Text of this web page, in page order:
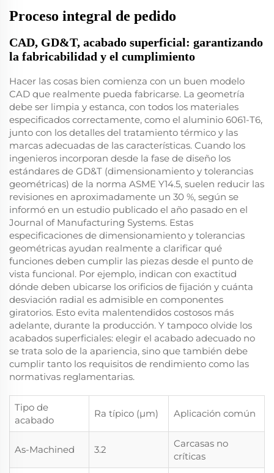
Proceso integral de pedido
CAD, GD&T, acabado superficial: garantizando
la fabricabilidad y el cumplimiento
Hacer las cosas bien comienza con un buen modelo
CAD que realmente pueda fabricarse. La geometría
debe ser limpia y estanca, con todos los materiales
especificados correctamente, como el aluminio 6061-T6,
junto con los detalles del tratamiento térmico y las
marcas adecuadas de las características. Cuando los
ingenieros incorporan desde la fase de diseño los
estándares de GD&T (dimensionamiento y tolerancias
geométricas) de la norma ASME Y14.5, suelen reducir las
revisiones en aproximadamente un 30 %, según se
informó en un estudio publicado el año pasado en el
Journal of Manufacturing Systems. Estas
especificaciones de dimensionamiento y tolerancias
geométricas ayudan realmente a clarificar qué
funciones deben cumplir las piezas desde el punto de
vista funcional. Por ejemplo, indican con exactitud
dónde deben ubicarse los orificios de fijación y cuánta
desviación radial es admisible en componentes
giratorios. Esto evita malentendidos costosos más
adelante, durante la producción. Y tampoco olvide los
acabados superficiales: elegir el acabado adecuado no
se trata solo de la apariencia, sino que también debe
cumplir tanto los requisitos de rendimiento como las
normativas reglamentarias.
Tipo de
acabado
Ra típico (μm) Aplicación común
As-Machined 3.2
Carcasas no
críticas